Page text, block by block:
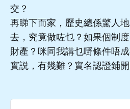
交？
再睇下而家，歷史總係驚人
去，究竟做咗乜？如果個制
財產？咪同我講乜嘢條件唔
實説，有幾難？實名認證鋪開